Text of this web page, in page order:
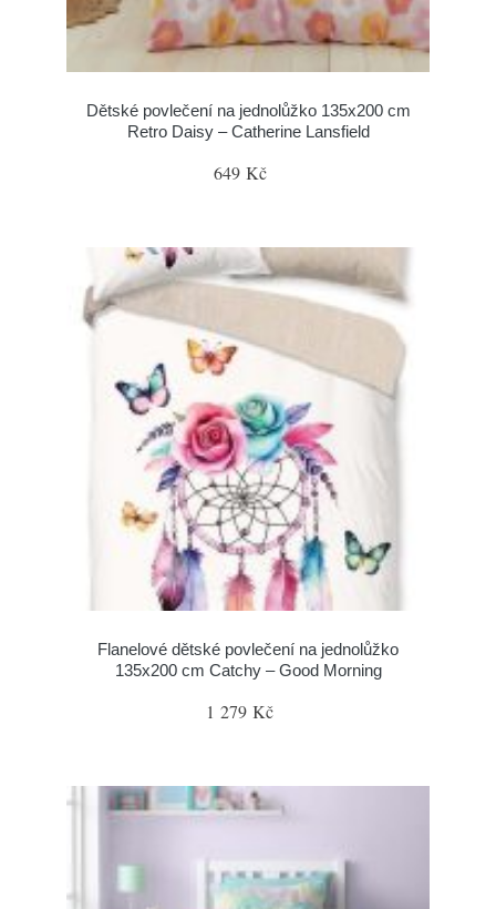
Dětské povlečení na jednolůžko 135x200 cm
Retro Daisy – Catherine Lansfield
649 Kč
Flanelové dětské povlečení na jednolůžko
135x200 cm Catchy – Good Morning
1 279 Kč